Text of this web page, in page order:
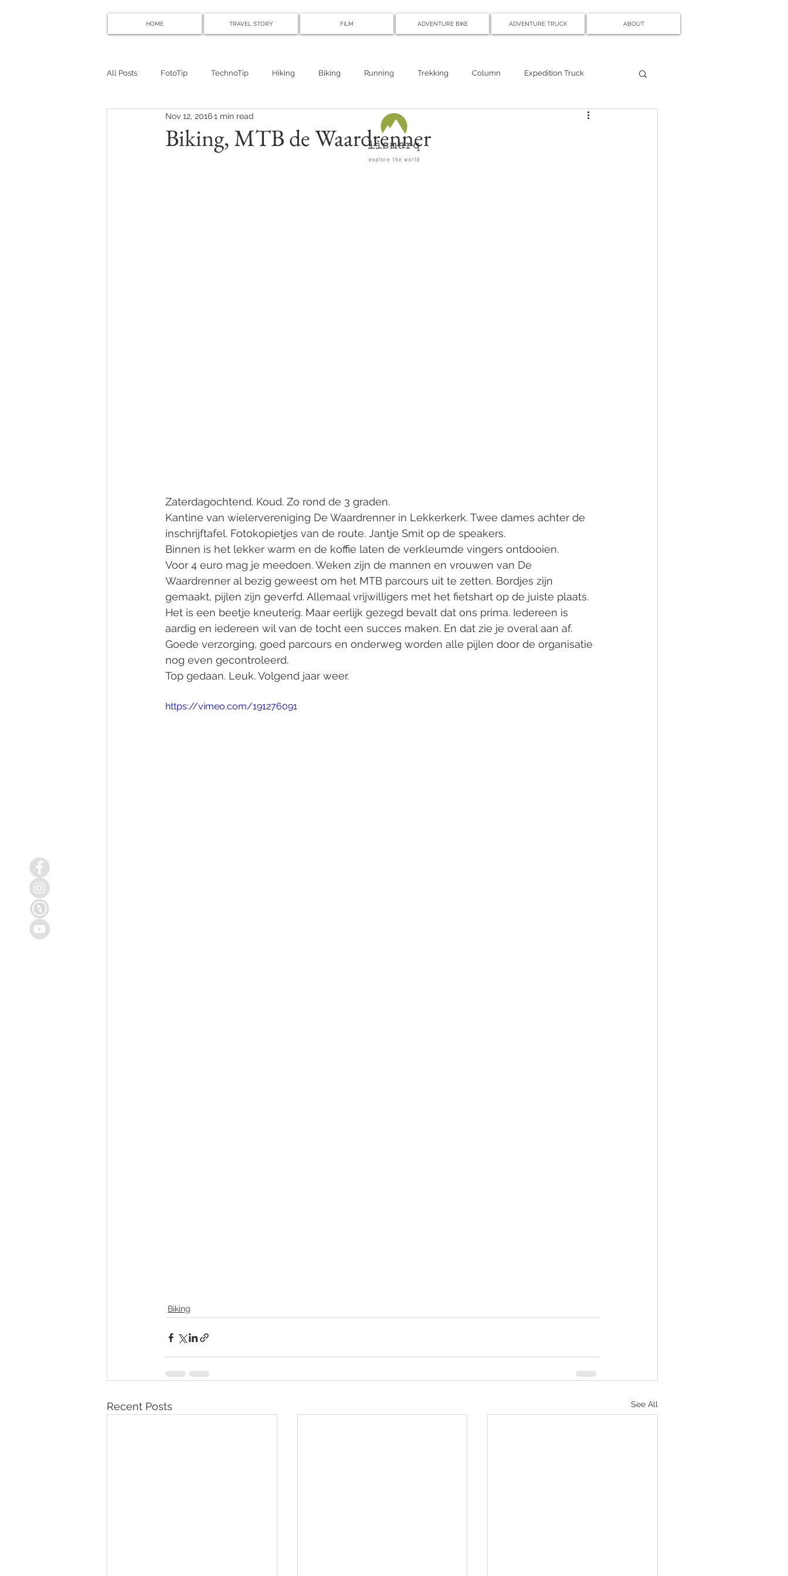
HOME TRAVEL STORY FILM ADVENTURE BIKE ADVENTURE TRUCK ABOUT
All Posts FotoTip TechnoTip Hiking Biking Running Trekking Column Expedition Truck
Biking, MTB de Waardrenner
Nov 12, 20161 min read
Zaterdagochtend. Koud. Zo rond de 3 graden.
Kantine van wielervereniging De Waardrenner in Lekkerkerk. Twee dames achter de
inschrijftafel. Fotokopietjes van de route. Jantje Smit op de speakers.
Binnen is het lekker warm en de koffie laten de verkleumde vingers ontdooien.
Voor 4 euro mag je meedoen. Weken zijn de mannen en vrouwen van De
Waardrenner al bezig geweest om het MTB parcours uit te zetten. Bordjes zijn
gemaakt, pijlen zijn geverfd. Allemaal vrijwilligers met het fietshart op de juiste plaats.
Het is een beetje kneuterig. Maar eerlijk gezegd bevalt dat ons prima. Iedereen is
aardig en iedereen wil van de tocht een succes maken. En dat zie je overal aan af.
Goede verzorging, goed parcours en onderweg worden alle pijlen door de organisatie
nog even gecontroleerd.
Top gedaan. Leuk. Volgend jaar weer.
https://vimeo.com/191276091
Biking
Recent Posts See All